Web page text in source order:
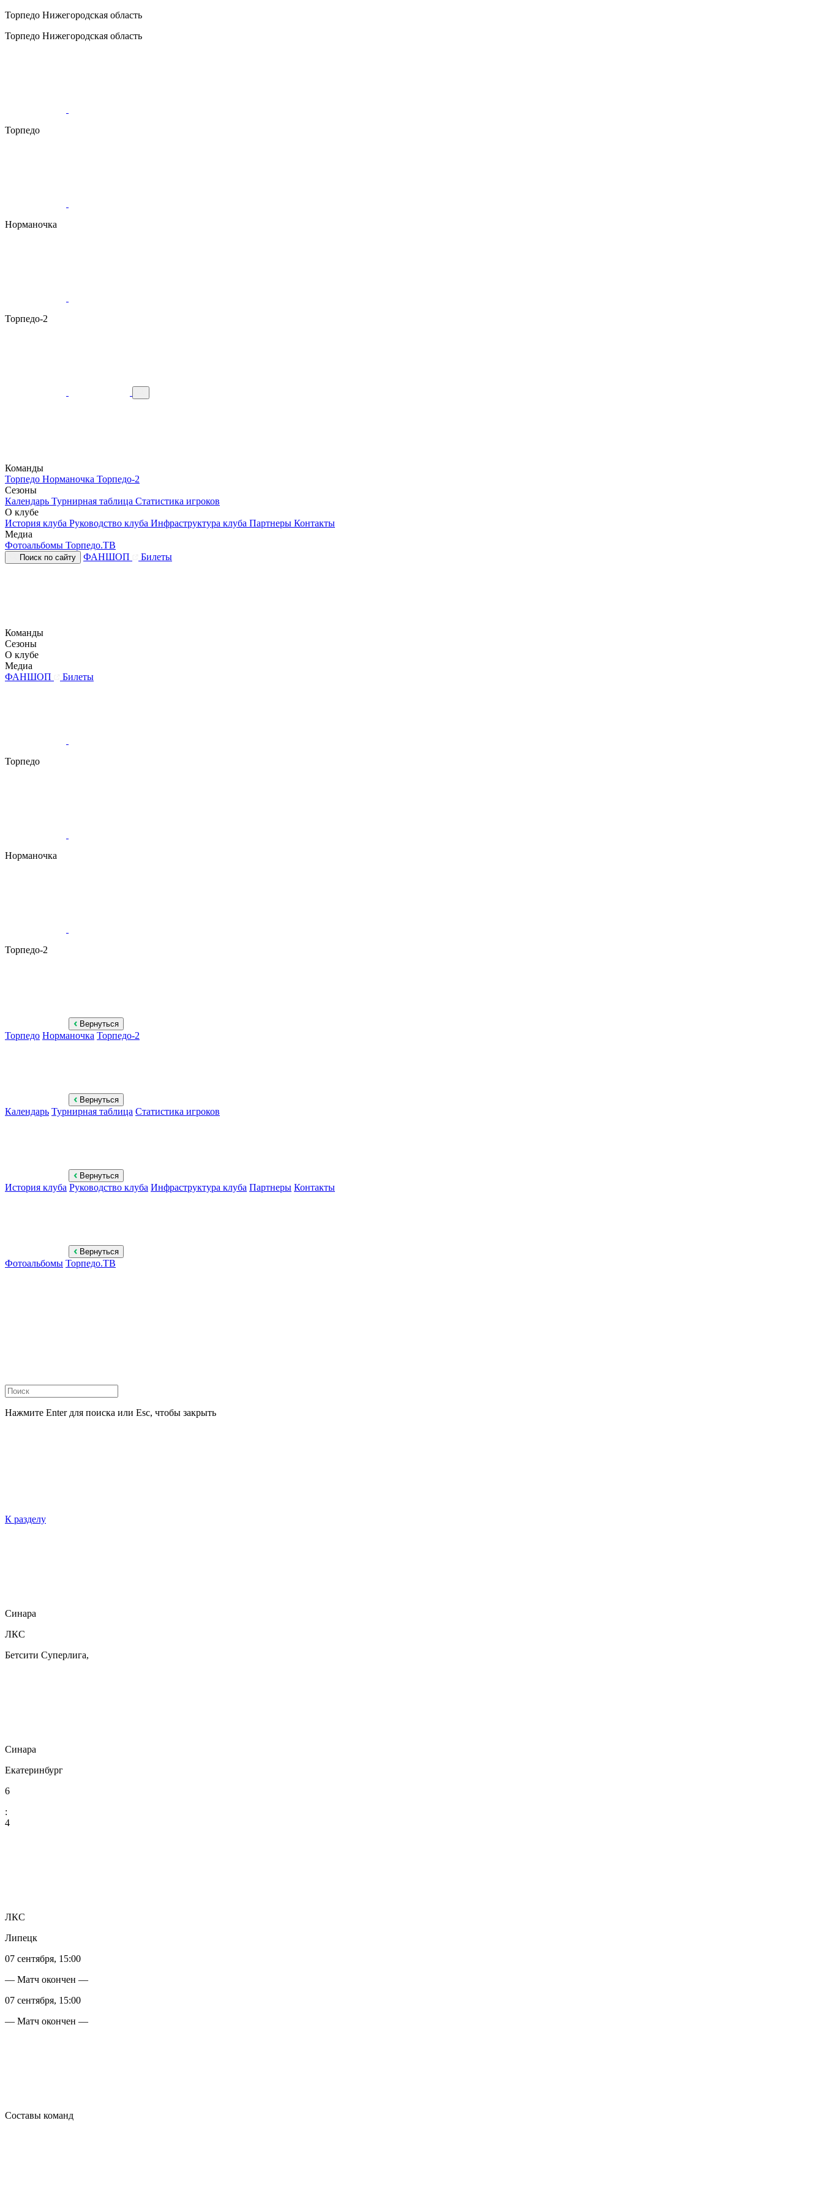
Торпедо Нижегородская область
Торпедо Нижегородская область
Торпедо
Норманочка
Торпедо-2
Команды
Торпедо Норманочка Торпедо-2
Сезоны
Календарь Турнирная таблица Статистика игроков
О клубе
История клуба Руководство клуба Инфраструктура клуба Партнеры Контакты
Медиа
Фотоальбомы Торпедо.ТВ
Поиск по сайту ФАНШОП Билеты
Команды
Сезоны
О клубе
Медиа
ФАНШОП
Билеты
Торпедо
Норманочка
Торпедо-2
Вернуться
Торпедо Норманочка Торпедо-2
Вернуться
Календарь Турнирная таблица Статистика игроков
Вернуться
История клуба Руководство клуба Инфраструктура клуба Партнеры Контакты
Вернуться
Фотоальбомы Торпедо.ТВ
Нажмите Enter для поиска или Esc, чтобы закрыть
К разделу
Синара
ЛКС
Бетсити Суперлига,
Синара
Екатеринбург
6
:
4
ЛКС
Липецк
07 сентября, 15:00
— Матч окончен —
07 сентября, 15:00
— Матч окончен —
Составы команд